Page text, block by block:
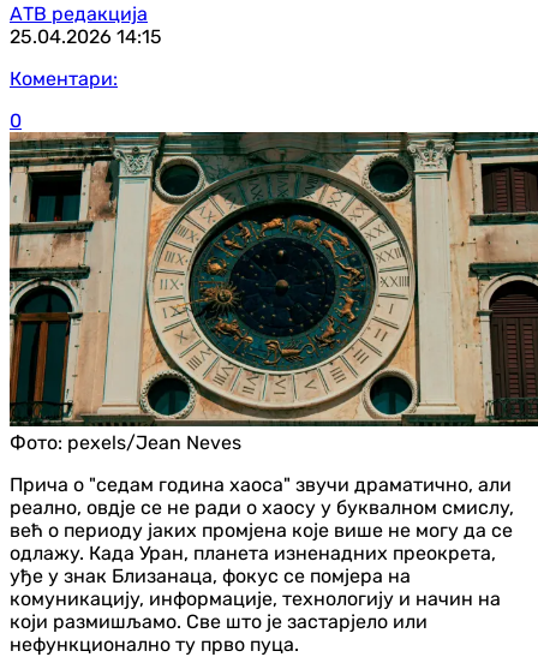
АТВ редакција
25.04.2026 14:15
Коментари:
0
Фото: pexels/Jean Neves
Прича о "седам година хаоса" звучи драматично, али
реално, овдје се не ради о хаосу у буквалном смислу,
већ о периоду јаких промјена које више не могу да се
одлажу. Када Уран, планета изненадних преокрета,
уђе у знак Близанаца, фокус се помјера на
комуникацију, информације, технологију и начин на
који размишљамо. Све што је застарјело или
нефункционално ту прво пуца.